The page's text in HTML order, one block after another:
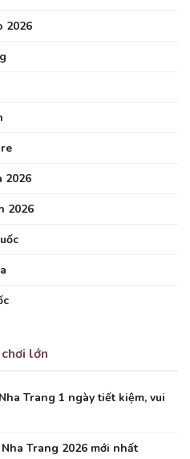
2026
2026
2026
lớn
Trang 1 ngày tiết kiệm, vui
Trang 2026 mới nhất